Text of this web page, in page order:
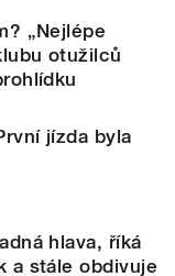
„Nejlépe
otužilců
jízda byla
hlava, říká
a stále obdivuje